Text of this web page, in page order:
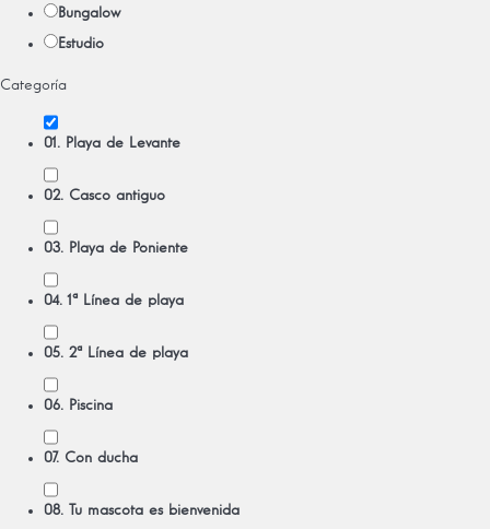
Bungalow
Estudio
Categoría
01. Playa de Levante
02. Casco antiguo
03. Playa de Poniente
04. 1ª Línea de playa
05. 2ª Línea de playa
06. Piscina
07. Con ducha
08. Tu mascota es bienvenida